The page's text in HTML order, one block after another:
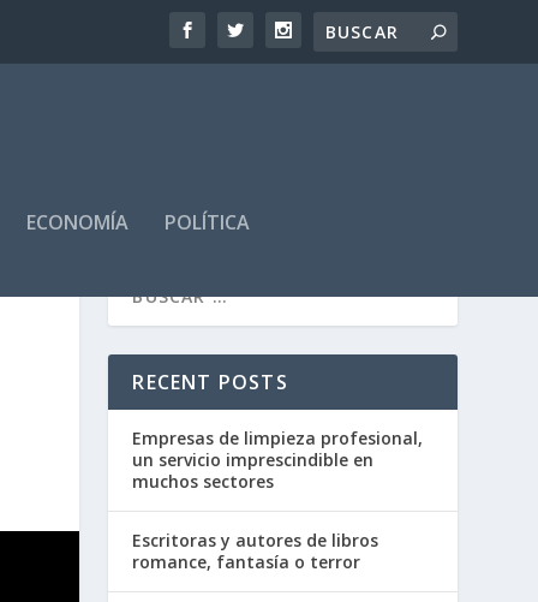
ECONOMÍA POLÍTICA
RECENT POSTS
Empresas de limpieza profesional,
un servicio imprescindible en
muchos sectores
Escritoras y autores de libros
romance, fantasía o terror